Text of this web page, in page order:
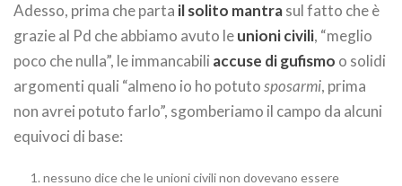
Adesso, prima che parta il solito mantrasul fatto che è
grazie al Pd che abbiamo avuto leunioni civili, “meglio
poco che nulla”, le immancabili accuse di gufismo o solidi
argomenti quali “almeno io ho potutosposarmi, prima
non avrei potuto farlo”, sgomberiamo il campo da alcuni
equivoci di base:
nessuno dice che le unioni civili non dovevano essere